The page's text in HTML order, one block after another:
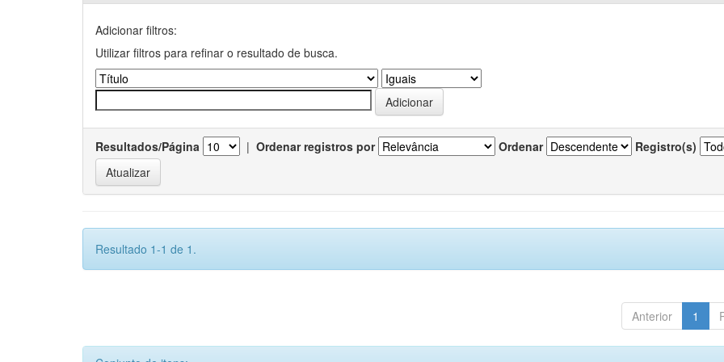
Adicionar filtros:
Utilizar filtros para refinar o resultado de busca.
Resultados/Página | Ordenar registros por Ordenar Registro(s)
Resultado 1-1 de 1.
Anterior 1